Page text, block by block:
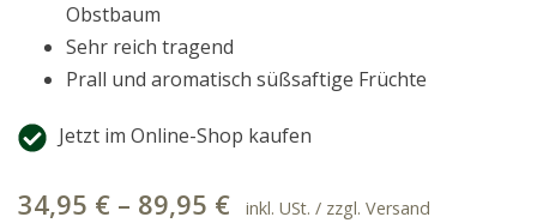
Obstbaum
Sehr reich tragend
Prall und aromatisch süßsaftige Früchte
Jetzt im Online-Shop kaufen
34,95 € – 89,95 € inkl. USt. / zzgl. Versand